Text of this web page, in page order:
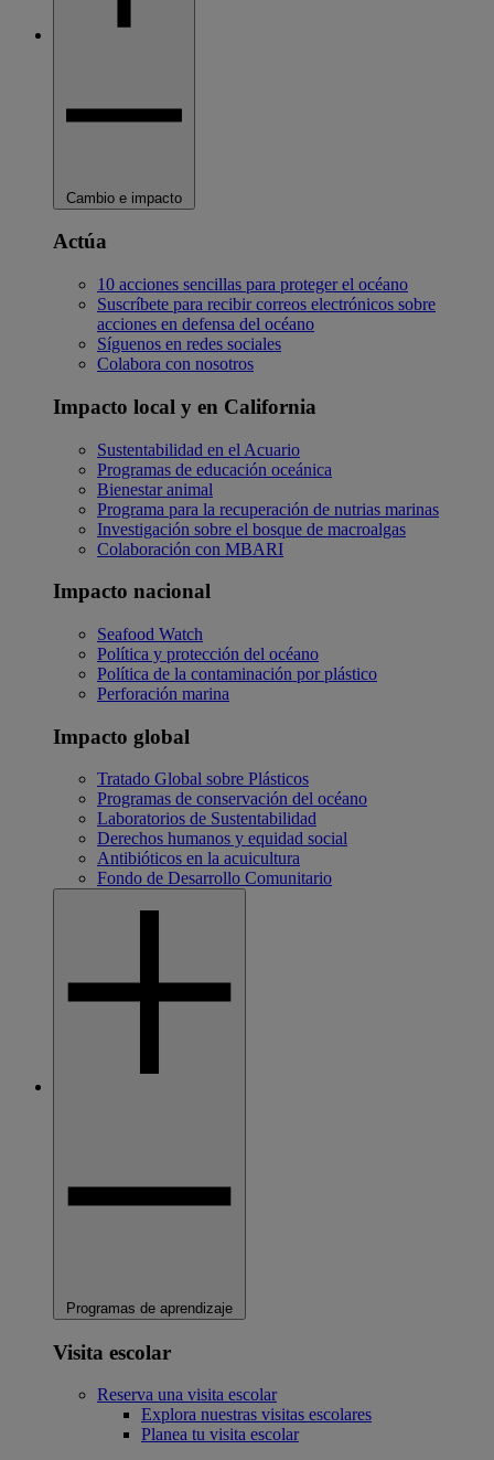
Cambio e impacto
Actúa
10 acciones sencillas para proteger el océano
Suscríbete para recibir correos electrónicos sobre
acciones en defensa del océano
Síguenos en redes sociales
Colabora con nosotros
Impacto local y en California
Sustentabilidad en el Acuario
Programas de educación oceánica
Bienestar animal
Programa para la recuperación de nutrias marinas
Investigación sobre el bosque de macroalgas
Colaboración con MBARI
Impacto nacional
Seafood Watch
Política y protección del océano
Política de la contaminación por plástico
Perforación marina
Impacto global
Tratado Global sobre Plásticos
Programas de conservación del océano
Laboratorios de Sustentabilidad
Derechos humanos y equidad social
Antibióticos en la acuicultura
Fondo de Desarrollo Comunitario
Programas de aprendizaje
Visita escolar
Reserva una visita escolar
Explora nuestras visitas escolares
Planea tu visita escolar